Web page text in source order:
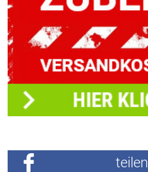
teilen